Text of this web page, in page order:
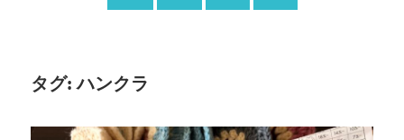
タグ:ハンクラ